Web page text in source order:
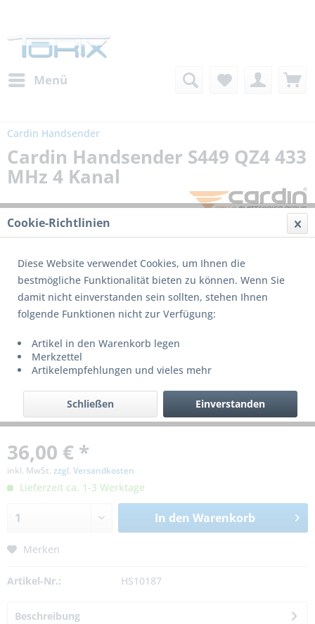
Menü
Cardin Handsender
Cardin Handsender S449 QZ4 433
MHz 4 Kanal
36,00 € *
inkl. MwSt. zzgl. Versandkosten
Lieferzeit ca. 1-3 Werktage
In den Warenkorb
Merken
Artikel-Nr.: HS10187
Beschreibung
Cookie-Richtlinien
Diese Website verwendet Cookies, um Ihnen die
bestmögliche Funktionalität bieten zu können. Wenn Sie
damit nicht einverstanden sein sollten, stehen Ihnen
folgende Funktionen nicht zur Verfügung:
Artikel in den Warenkorb legen
Merkzettel
Artikelempfehlungen und vieles mehr
Einverstanden
Schließen